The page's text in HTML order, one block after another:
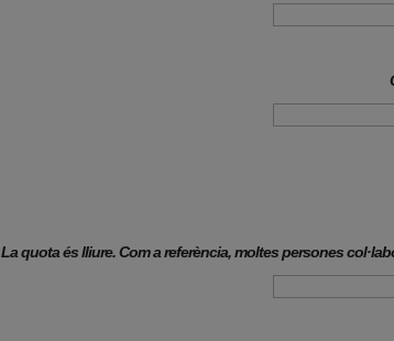
La quota és lliure. Com a referència, moltes persones